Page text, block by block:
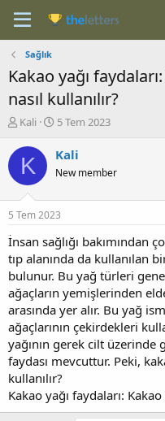
Sağlık
Kakao yağı
nasıl kullanılır?
K
n
b
u
u
b
a
l
a
t
a
n
Kali
B
ş
a
g
ı
ç
t
a
r
i
h
i
5 Tem 2023
K Kali
New member
5 Tem 2023
İnsan sağlığı bakımından
tıp alanında da kullanılan
bulunur. Bu yağ türleri
ağaçların yemişlerinden
arasında yer alır. Bu yağ
ağaçlarının çekirdekleri
yağının gerek cilt üzerinde
faydası mevcuttur. Peki,
kullanılır?
Kakao yağı faydaları: